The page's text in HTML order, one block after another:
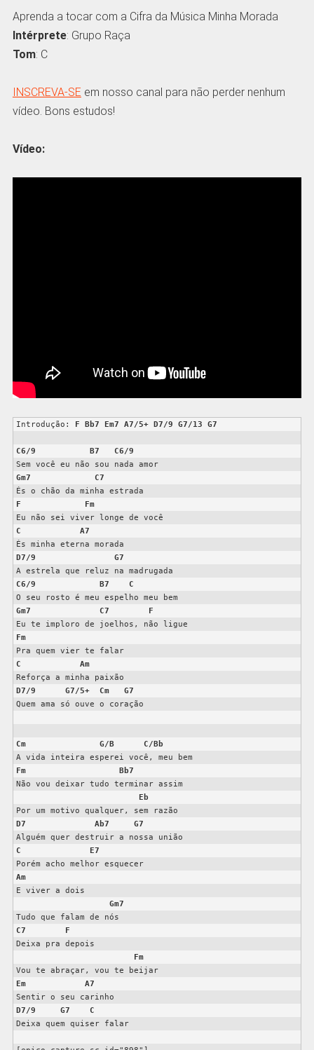
Aprenda a tocar com a Cifra da Música Minha Morada
Intérprete: Grupo Raça
Tom: C
INSCREVA-SE em nosso canal para não perder nenhum
vídeo. Bons estudos!
Vídeo:
Introdução: F Bb7 Em7 A7/5+ D7/9 G7/13 G7
C6/9 B7
C6/9
Sem você eu não sou nada amor
Gm7
C7
F
Fm
C
A7
D7/9
G7
C6/9
B7
C
Gm7
C7
F
Fm
Pra quem vier te falar
C
Am
D7/9
G7/5+ Cm
G7
Quem ama só ouve o coração
Cm G/B
C/Bb
Fm
Bb7
Não vou deixar tudo terminar assim
Eb
D7
Ab7
G7
C
E7
Porém acho melhor esquecer
Am
E viver a dois
Gm7
C7
F
Deixa pra depois
Fm
Vou te abraçar, vou te beijar
Em
A7
D7/9
G7
C
Deixa quem quiser falar